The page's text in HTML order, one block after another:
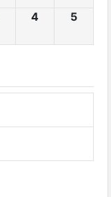
4 5